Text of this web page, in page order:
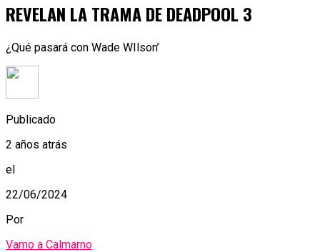
REVELAN LA TRAMA DE DEADPOOL 3
¿Qué pasará con Wade WIlson’
Publicado
2 años atrás
el
22/06/2024
Por
Vamo a Calmarno